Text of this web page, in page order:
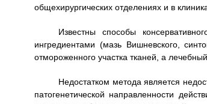
общехирургических отделениях и в
Известны способы
ингредиентами (мазь Вишневского,
отмороженного участка тканей, а
Недостатком метода является
патогенетической направленности